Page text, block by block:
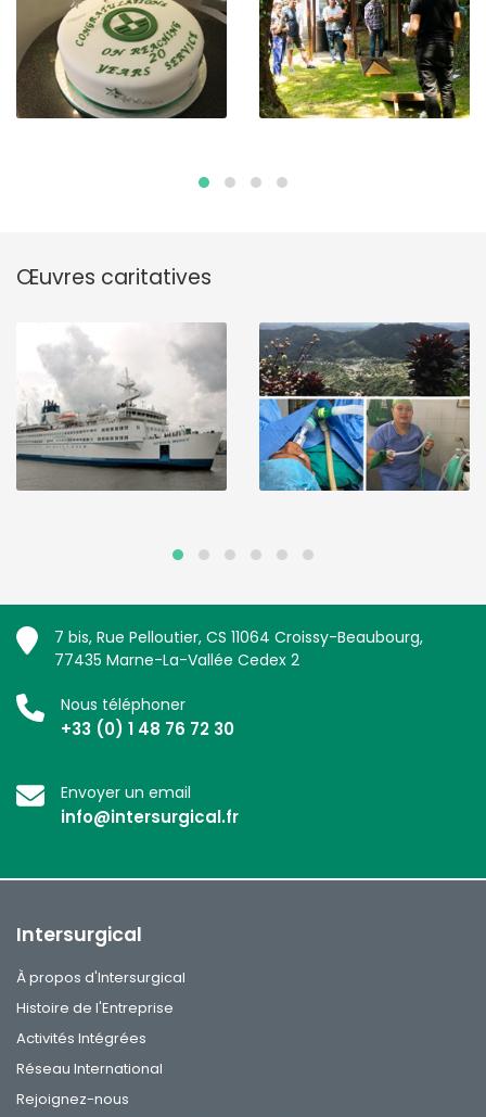
Œuvres caritatives
7 bis, Rue Pelloutier, CS 11064 Croissy-Beaubourg,
77435 Marne-La-Vallée Cedex 2
Nous téléphoner
+33 (0) 1 48 76 72 30
Envoyer un email
info@intersurgical.fr
Intersurgical
À propos d'Intersurgical
Histoire de l'Entreprise
Activités Intégrées
Réseau International
Rejoignez-nous